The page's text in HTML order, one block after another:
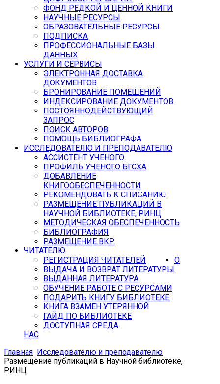
ФОНД РЕДКОЙ И ЦЕННОЙ КНИГИ
НАУЧНЫЕ РЕСУРСЫ
ОБРАЗОВАТЕЛЬНЫЕ РЕСУРСЫ
ПОДПИСКА
ПРОФЕССИОНАЛЬНЫЕ БАЗЫ
ДАННЫХ
УСЛУГИ И СЕРВИСЫ
ЭЛЕКТРОННАЯ ДОСТАВКА
ДОКУМЕНТОВ
БРОНИРОВАНИЕ ПОМЕЩЕНИЙ
ИНДЕКСИРОВАНИЕ ДОКУМЕНТОВ
ПОСТОЯННОДЕЙСТВУЮЩИЙ
ЗАПРОС
ПОИСК АВТОРОВ
ПОМОЩЬ БИБЛИОГРАФА
ИССЛЕДОВАТЕЛЮ И ПРЕПОДАВАТЕЛЮ
АССИСТЕНТ УЧЕНОГО
ПРОФИЛЬ УЧЕНОГО БГСХА
ДОБАВЛЕНИЕ
КНИГООБЕСПЕЧЕННОСТИ
РЕКОМЕНДОВАТЬ К СПИСАНИЮ
РАЗМЕЩЕНИЕ ПУБЛИКАЦИЙ В
НАУЧНОЙ БИБЛИОТЕКЕ, РИНЦ
МЕТОДИЧЕСКАЯ ОБЕСПЕЧЕННОСТЬ
БИБЛИОГРАФИЯ
РАЗМЕЩЕНИЕ ВКР
ЧИТАТЕЛЮ
РЕГИСТРАЦИЯ ЧИТАТЕЛЕЙ
ВЫДАЧА И ВОЗВРАТ ЛИТЕРАТУРЫ
ВЫДАННАЯ ЛИТЕРАТУРА
ОБУЧЕНИЕ РАБОТЕ С РЕСУРСАМИ
ПОДАРИТЬ КНИГУ БИБЛИОТЕКЕ
КНИГА ВЗАМЕН УТЕРЯННОЙ
ГАЙД ПО БИБЛИОТЕКЕ
ДОСТУПНАЯ СРЕДА
О
НАС
Главная Исследователю и преподавателю
Размещение публикаций в Научной библиотеке,
РИНЦ